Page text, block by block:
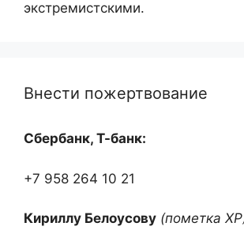
экстремистскими.
Внести пожертвование
Сбербанк, Т-банк:
+7 958 264 10 21
Кириллу Белоусову (пометка